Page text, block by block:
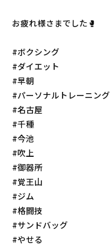
お疲れ様さまでした🥊
#ボクシング
#ダイエット
#早朝
#パーソナルトレーニング
#名古屋
#千種
#今池
#吹上
#御器所
#覚王山
#ジム
#格闘技
#サンドバッグ
#やせる